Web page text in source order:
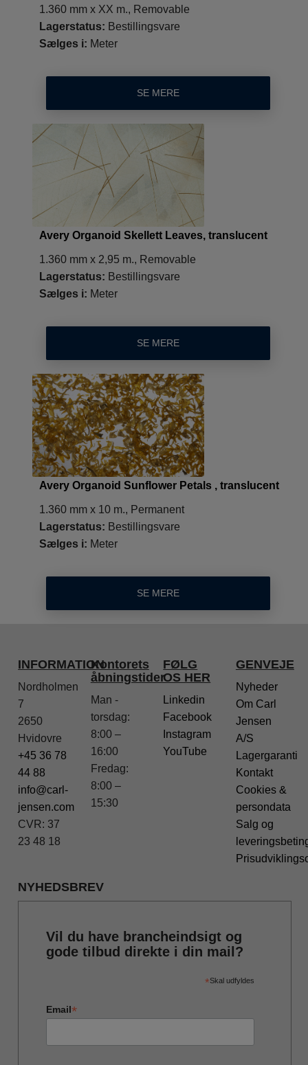
1.360 mm x XX m., Removable
Lagerstatus: Bestillingsvare
Sælges i: Meter
SE MERE
Avery Organoid Skellett Leaves, translucent
1.360 mm x 2,95 m., Removable
Lagerstatus: Bestillingsvare
Sælges i: Meter
SE MERE
Avery Organoid Sunflower Petals , translucent
1.360 mm x 10 m., Permanent
Lagerstatus: Bestillingsvare
Sælges i: Meter
SE MERE
INFORMATION
Nordholmen
7
2650
Hvidovre
+45 36 78
44 88
info@carl-
jensen.com
CVR: 37
23 48 18
Kontorets
åbningstider
Man -
torsdag:
8:00 –
16:00
Fredag:
8:00 –
15:30
FØLG
OS HER
Linkedin
Facebook
Instagram
YouTube
GENVEJE
Nyheder
Om Carl
Jensen
A/S
Lagergaranti
Kontakt
Cookies &
persondata
Salg og
NYHEDSBREV
Vil du have brancheindsigt og
gode tilbud direkte i din mail?
*Skal udfyldes
Email*